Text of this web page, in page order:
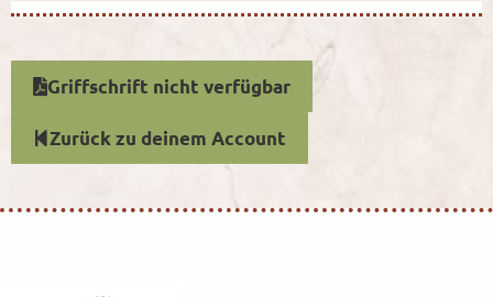
Griffschrift nicht verfügbar
Zurück zu deinem Account